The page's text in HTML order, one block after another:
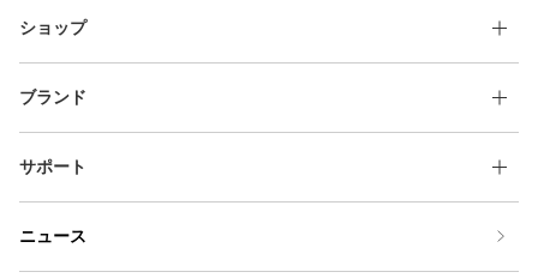
ショップ
ブランド
サポート
ニュース